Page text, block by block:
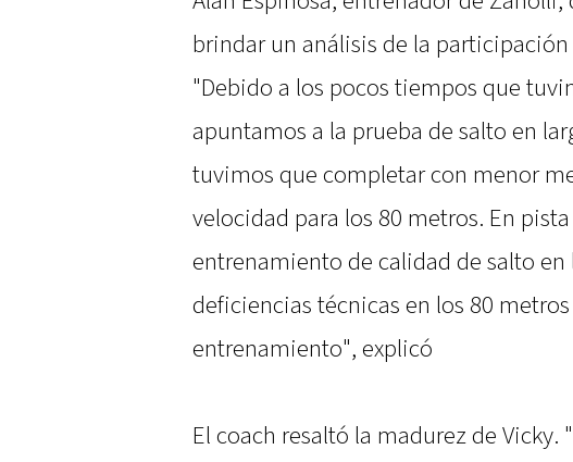
brindar un análisis de la
"Debido a los pocos tiempos que
apuntamos a la prueba de salto en
tuvimos que completar con menor
velocidad para los 80 metros. En
entrenamiento de calidad de salto en
deficiencias técnicas en los 80
entrenamiento", explicó
El coach resaltó la madurez de Vicky.